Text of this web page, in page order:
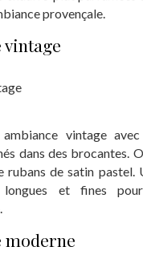
provençale.
vintage
dans des brocantes.
rubans de satin pastel.
longues et fines
moderne